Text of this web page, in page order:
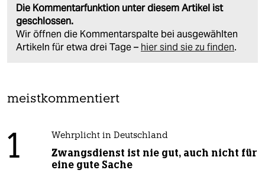
Die Kommentarfunktion unter diesem Artikel ist
geschlossen.
Wir öffnen die Kommentarspalte bei ausgewählten
Artikeln für etwa drei Tage – hier sind sie zu finden.
meistkommentiert
1 Wehrplicht in Deutschland
Zwangsdienst ist nie gut, auch nicht für
eine gute Sache